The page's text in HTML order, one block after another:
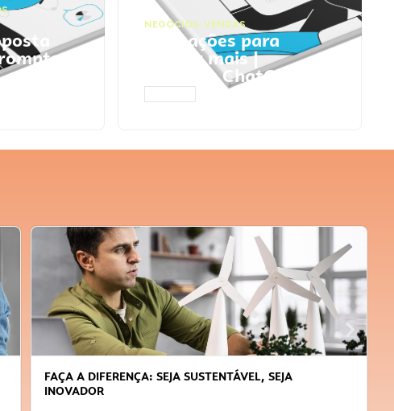
NEGÓCIOS, VENDAS
Faça ações para
vender mais |
Prompts ChatGPT
FAÇA A DIFERENÇA: SEJA SUSTENTÁVEL, SEJA
INOVADOR